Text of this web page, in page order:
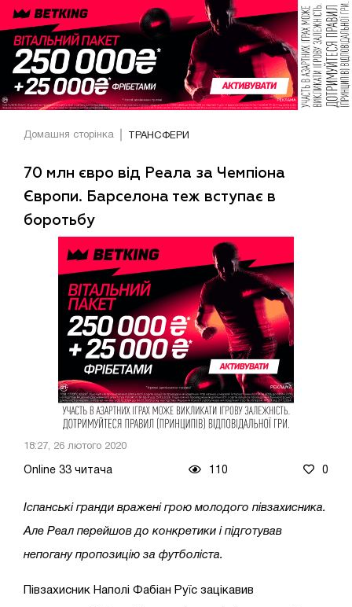
Домашня сторінка ТРАНСФЕРИ
70 млн євро від Реала за Чемпіона
Європи. Барселона теж вступає в
боротьбу
18:27, 26 лютого 2020
Online 33 читача 110 0
Іспанські гранди вражені грою молодого півзахисника.
Але Реал перейшов до конкретики і підготував
непогану пропозицію за футболіста.
Півзахисник Наполі Фабіан Руїс зацікавив